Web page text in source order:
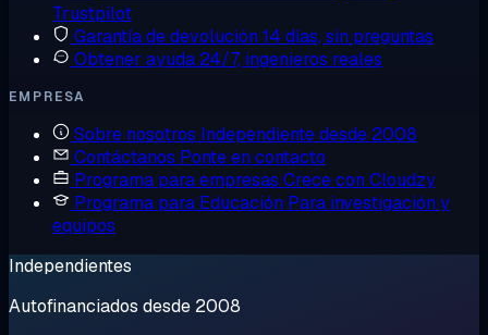
Trustpilot
Garantía de devolución 14 días, sin preguntas
Obtener ayuda 24/7, ingenieros reales
EMPRESA
Sobre nosotros Independiente desde 2008
Contáctanos Ponte en contacto
Programa para empresas Crece con Cloudzy
Programa para Educación Para investigación y
equipos
Independientes
Autofinanciados desde 2008